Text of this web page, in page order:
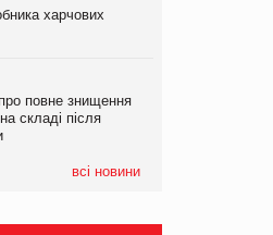
харчових
повне знищення
складі після
всі новини
новинки від ТМ
заморожені
харчових
повне знищення
складі після